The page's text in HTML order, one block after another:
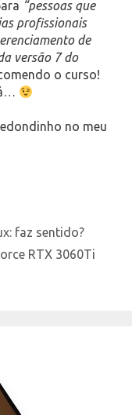
“pessoas que
profissionais
de
versão 7 do
o curso!
no meu
faz sentido?
RTX 3060Ti